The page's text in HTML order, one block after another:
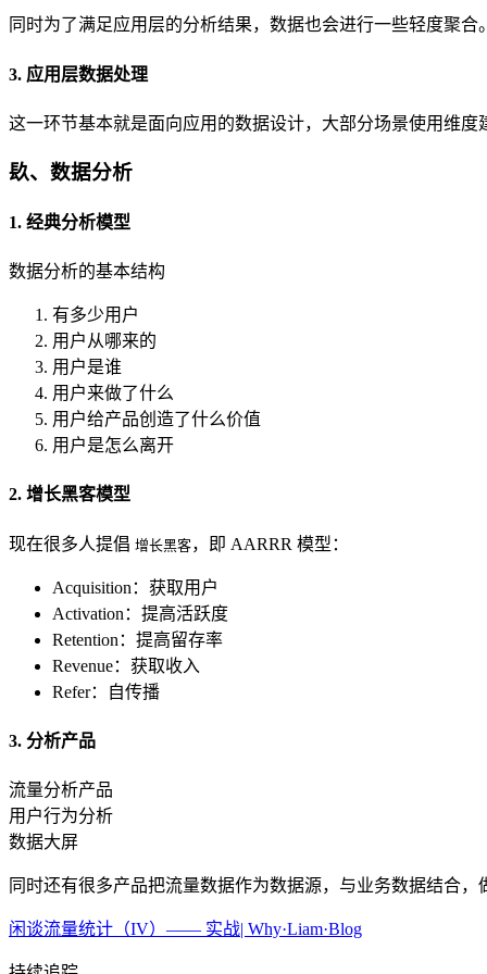
同时为了满足应用层的分析结果，数据也会进行一些轻度聚合。
3. 应用层数据处理
这一环节基本就是面向应用的数据设计，大部分场景使用维度
镹、数据分析
1. 经典分析模型
数据分析的基本结构
有多少用户
用户从哪来的
用户是谁
用户来做了什么
用户给产品创造了什么价值
用户是怎么离开
2. 增长黑客模型
现在很多人提倡 增长黑客，即 AARRR 模型：
Acquisition：获取用户
Activation：提高活跃度
Retention：提高留存率
Revenue：获取收入
Refer：自传播
3. 分析产品
流量分析产品
用户行为分析
数据大屏
同时还有很多产品把流量数据作为数据源，与业务数据结合，
闲谈流量统计（IV）—— 实战| Why·Liam·Blog